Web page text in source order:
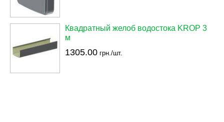
Квадратный желоб водостока KROP 3
м
1305.00 грн./шт.